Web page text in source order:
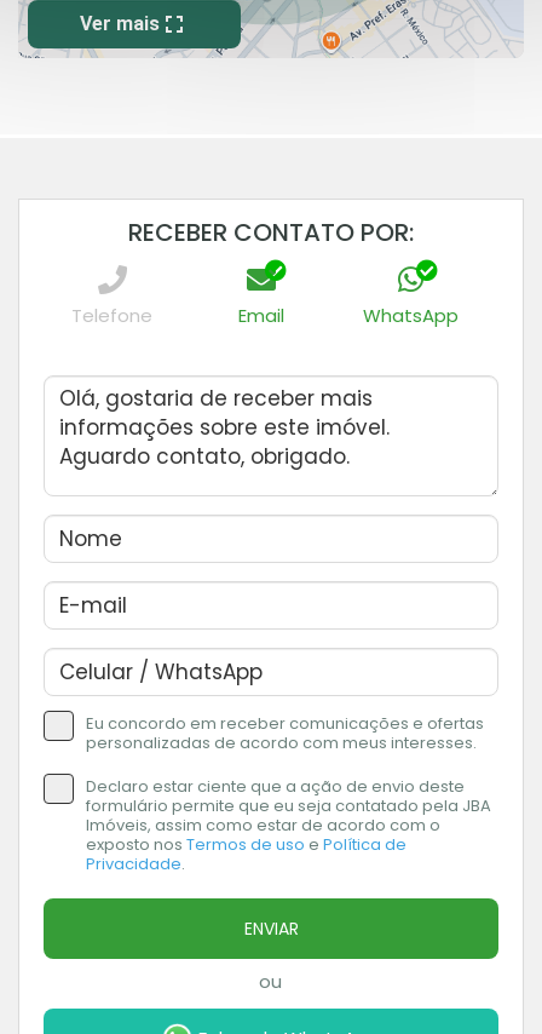
RECEBER CONTATO POR:
Telefone Email WhatsApp
Eu concordo em receber comunicações e ofertas
personalizadas de acordo com meus interesses.
Declaro estar ciente que a ação de envio deste
formulário permite que eu seja contatado pela JBA
Imóveis, assim como estar de acordo com o
exposto nos Termos de uso e Política de
Privacidade.
ENVIAR
ou